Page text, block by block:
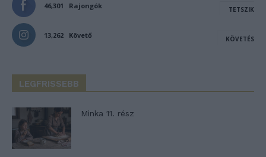
46,301 Rajongók TETSZIK
13,262 Követő KÖVETÉS
LEGFRISSEBB
Minka 11. rész